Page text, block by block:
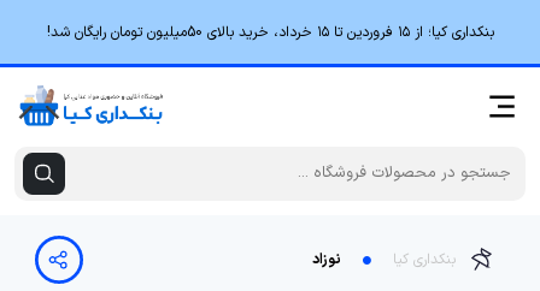
بنکداری کیا؛ از ۱۵ فروردین تا ۱۵ خرداد، خرید بالای 50میلیون تومان رایگان شد!
بنکداری کیا نوزاد